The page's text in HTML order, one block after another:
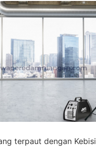
terpaut dengan